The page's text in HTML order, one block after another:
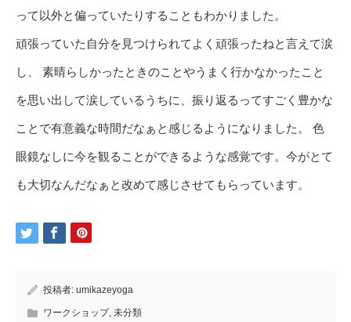
って以外と偏っていたりすることもわかりました。
頑張っていた自分を見つけられてよく頑張ったねと言えて涙
し、 素晴らしかったときのことやうまく行かなかったこと
を思い出して涙しているうちに、振り返るってすごく豊かな
ことで有意義な時間だなぁと感じるようになりました。 色
眼鏡なしに今を観ることができるような感覚です。今がとて
も大切なんだなぁと改めて感じさせてもらっています。
投稿者: umikazeyoga
ワークショップ, 未分類